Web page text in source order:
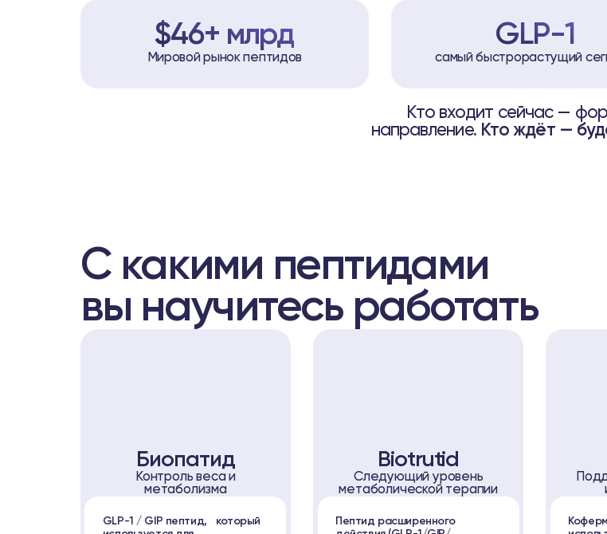
$46+ млрд
Мировой рынок пептидов
GLP-1
самый быстрорастущий
Кто входит сейчас —
направление. Кто ждёт —
С какими пептидами
вы научитесь работать
Биопатид
Контроль веса и
метаболизма
GLP-1 / GIP пептид, который
Biotrutid
Следующий уровень
метаболической терапии
Пептид расширенного